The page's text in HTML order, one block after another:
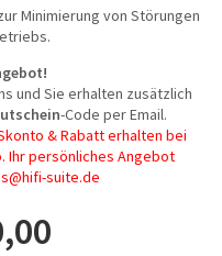
Minimierung von Störungen
und Sie erhalten zusätzlich
-Code per Email.
& Rabatt erhalten bei
Ihr persönliches Angebot
suite.de